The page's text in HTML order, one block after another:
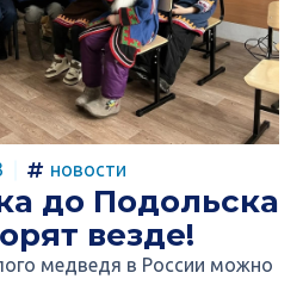
новости
до Подольска
везде!
медведя в России можно